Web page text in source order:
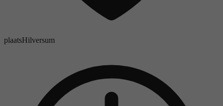
plaatsHilversum